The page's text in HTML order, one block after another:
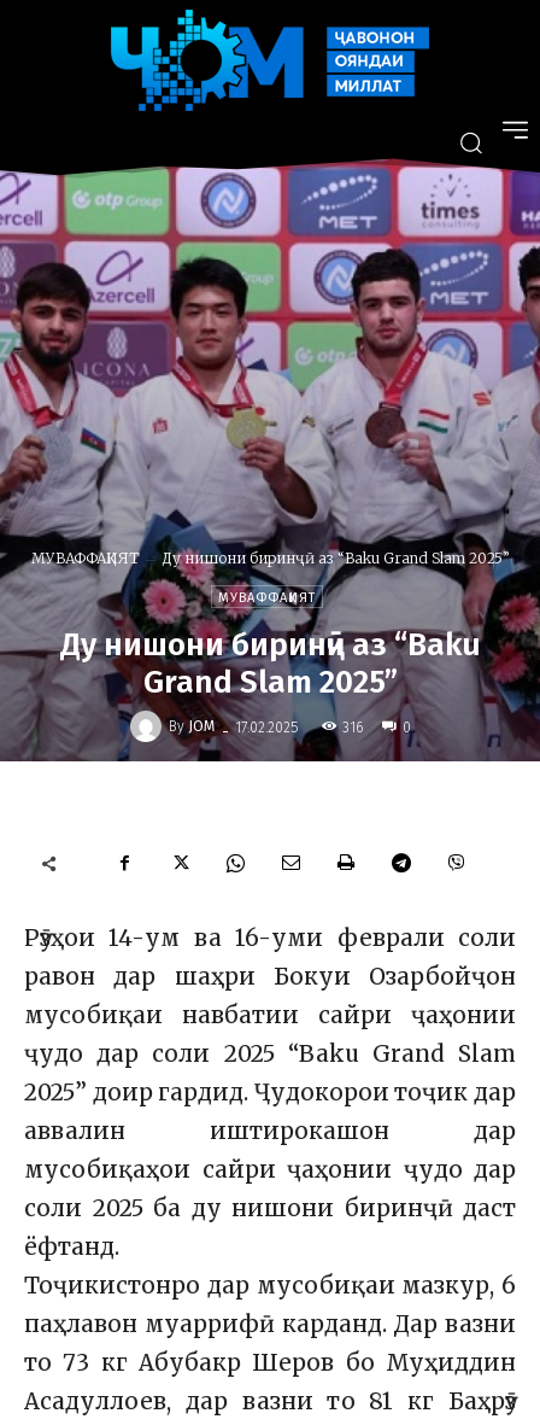
МУВАФФАҚИЯТ Ду нишони биринҷӣ аз “Baku Grand Slam 2025”
МУВАФФАҚИЯТ
Ду нишони биринҷӣ аз “Baku
Grand Slam 2025”
By JOM - 17.02.2025 316 0
Рӯзҳои 14-ум ва 16-уми феврали соли
равон дар шаҳри Бокуи Озарбойҷон
мусобиқаи навбатии сайри ҷаҳонии
ҷудо дар соли 2025 “Baku Grand Slam
2025” доир гардид. Ҷудокорои тоҷик дар
аввалин иштирокашон дар
мусобиқаҳои сайри ҷаҳонии ҷудо дар
соли 2025 ба ду нишони биринҷӣ даст
ёфтанд.
Тоҷикистонро дар мусобиқаи мазкур, 6
паҳлавон муаррифӣ карданд. Дар вазни
то 73 кг Абубакр Шеров бо Муҳиддин
Асадуллоев, дар вазни то 81 кг Баҳрӯз